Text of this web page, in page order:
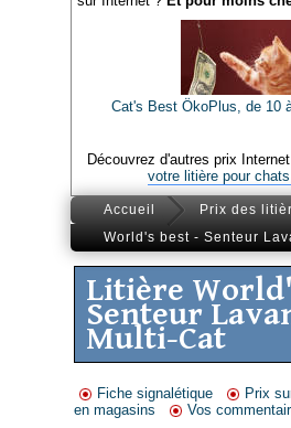
Cat's Best ÖkoPlus, de 10 à
Découvrez d'autres prix
votre litière pour
Accueil
Prix des
World's best - Senteur
Litière
Senteur
Multi-Cat
Fiche signalétique Prix
en magasins
Vos